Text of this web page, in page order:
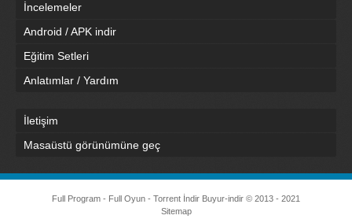
İncelemeler
Android / APK indir
Eğitim Setleri
Anlatımlar / Yardım
İletişim
Masaüstü görünümüne geç
Full Program - Full Oyun - Torrent İndir Buyur-indir © 2013 - 2021
Sitemap